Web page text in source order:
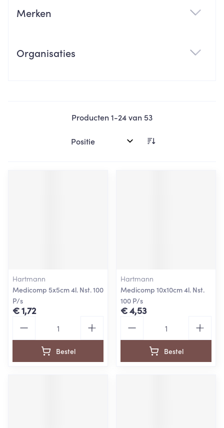
Merken
Organisaties
Producten1-24van53
Sorteer op:
Hartmann
Medicomp 5x5cm 4l. Nst. 100
P/s
€ 1,72
Bestel
Hartmann
Medicomp 10x10cm 4l. Nst.
100 P/s
€ 4,53
Bestel